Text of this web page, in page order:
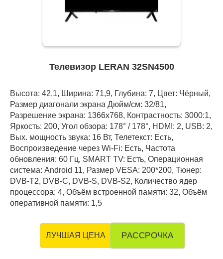
Телевизор LERAN 32SN4500
Высота: 42,1, Ширина: 71,9, Глубина: 7, Цвет: Чёрный,
Размер диагонали экрана Дюйм/см: 32/81,
Разрешение экрана: 1366x768, Контрастность: 3000:1,
Яркость: 200, Угол обзора: 178° / 178°, HDMI: 2, USB: 2,
Вых. мощность звука: 16 Вт, Телетекст: Есть,
Воспроизведение через Wi-Fi: Есть, Частота
обновления: 60 Гц, SMART TV: Есть, Операционная
система: Android 11, Размер VESA: 200*200, Тюнер:
DVB-T2, DVB-C, DVB-S, DVB-S2, Количество ядер
процессора: 4, Объём встроенной памяти: 32, Объём
оперативной памяти: 1,5
ЛУЧШАЯ ЦЕНА РАССРОЧКА